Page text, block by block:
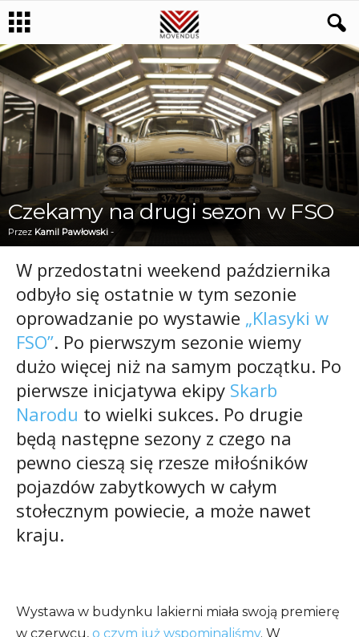
Czekamy na drugi sezon w FSO
Przez Kamil Pawłowski -
W przedostatni weekend października
odbyło się ostatnie w tym sezonie
oprowadzanie po wystawie „Klasyki w
FSO”. Po pierwszym sezonie wiemy
dużo więcej niż na samym początku. Po
pierwsze inicjatywa ekipy Skarb
Narodu to wielki sukces. Po drugie
będą następne sezony z czego na
pewno cieszą się rzesze miłośników
pojazdów zabytkowych w całym
stołecznym powiecie, a może nawet
kraju.
Wystawa w budynku lakierni miała swoją premierę
w czerwcu, o czym już wspominaliśmy. W